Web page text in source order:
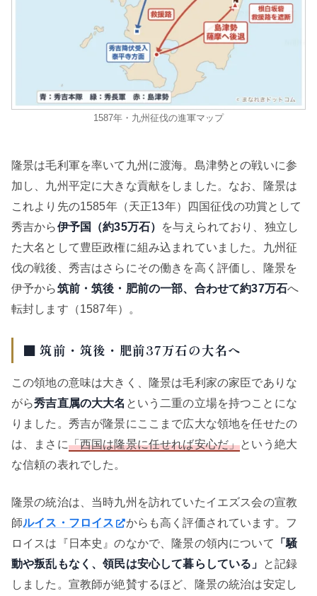
1587年・九州征伐の進軍マップ
隆景は毛利軍を率いて九州に渡海。島津勢との戦いに参
加し、九州平定に大きな貢献をしました。なお、隆景は
これより先の1585年（天正13年）四国征伐の功賞として
秀吉から伊予国（約35万石）
を与えられており、独立し
た大名として豊臣政権に組み込まれていました。九州征
伐の戦後、秀吉はさらにその働きを高く評価し、隆景を
伊予から筑前・筑後・肥前の一部、合わせて約37万石へ
転封します（1587年）。
■ 筑前・筑後・肥前37万石の大名へ
この領地の意味は大きく、隆景は毛利家の家臣でありな
がら秀吉直属の大大名 という二重の立場を持つことにな
りました。秀吉が隆景にここまで広大な領地を任せたの
は、まさに「西国は隆景に任せれば安心だ」という絶大
な信頼の表れでした。
隆景の統治は、当時九州を訪れていたイエズス会の宣教
師ルイス・フロイス
からも高く評価されています。フ
ロイスは『日本史』のなかで、隆景の領内について 「騒
動や叛乱もなく、領民は安心して暮らしている」
と記録
しました。宣教師が絶賛するほど、隆景の統治は安定し